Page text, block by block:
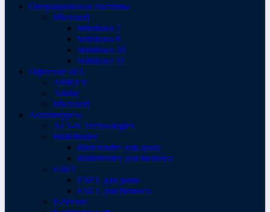
Операционные системы
Microsoft
Windows 7
Windows 8
Windows 10
Windows 11
Офисное ПО
ABBYY
Adobe
Microsoft
Антивирусы
ALT-N Technologies
Bitdefender
Bitdefender для дома
Bitdefender для бизнеса
ESET
ESET для дома
ESET для бизнеса
F-Secure